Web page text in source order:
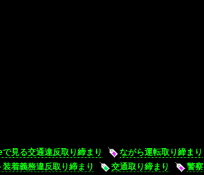
で見る交通違反取り締まり ながら運転取り締まり
装着義務違反取り締まり 交通取り締まり 警察